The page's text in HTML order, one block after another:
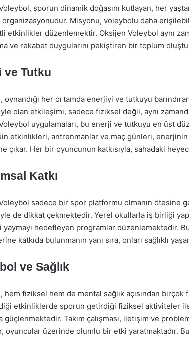
sporun dinamik doğasını kutlayan, her
organizasyonudur. Misyonu, voleybolu daha
etkinlikler düzenlemektir. Oksijen Voleybol aynı
ve rekabet duygularını pekiştiren bir toplum
ve Tutku
oynandığı her ortamda enerjiyi ve tutkuyu
olan etkileşimi, sadece fiziksel değil, aynı
uygulamaları, bu enerji ve tutkuyu en üst
etkinlikleri, antrenmanlar ve maç günleri,
çıkar. Her bir oyuncunun katkısıyla, sahadaki
Katkı
sadece bir spor platformu olmanın ötesine
de dikkat çekmektedir. Yerel okullarla iş birliği
yaymayı hedefleyen programlar düzenlemektedir.
katkıda bulunmanın yanı sıra, onları sağlıklı
ve Sağlık
hem fiziksel hem de mental sağlık açısından birçok
etkinliklerde sporun getirdiği fiziksel aktiviteler ile
güçlenmektedir. Takım çalışması, iletişim ve
oyuncular üzerinde olumlu bir etki yaratmaktadır.